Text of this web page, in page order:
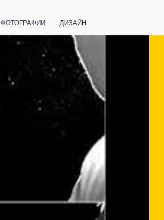
ФОТОГРАФИИ ДИЗАЙН
СПОРТ СМАРТФОНЫ